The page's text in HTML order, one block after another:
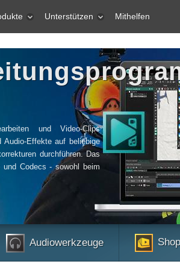
Unterstützen Mithelfen
und Video-Clips
Audio-Effekte auf beliebige
durchführen. Das
und Codecs - sowohl beim
Audiowerkzeuge